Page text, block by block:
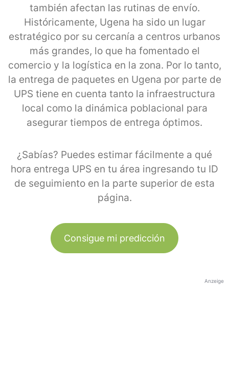
también afectan las rutinas de envío.
Históricamente, Ugena ha sido un lugar
estratégico por su cercanía a centros urbanos
más grandes, lo que ha fomentado el
comercio y la logística en la zona. Por lo tanto,
la entrega de paquetes en Ugena por parte de
UPS tiene en cuenta tanto la infraestructura
local como la dinámica poblacional para
asegurar tiempos de entrega óptimos.
¿Sabías? Puedes estimar fácilmente a qué
hora entrega UPS en tu área ingresando tu ID
de seguimiento en la parte superior de esta
página.
Consigue mi predicción
Anzeige